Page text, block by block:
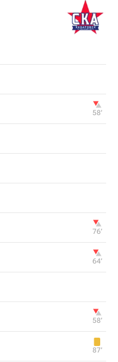
58‎’‎
76‎’‎
64‎’‎
58‎’‎
87‎’‎